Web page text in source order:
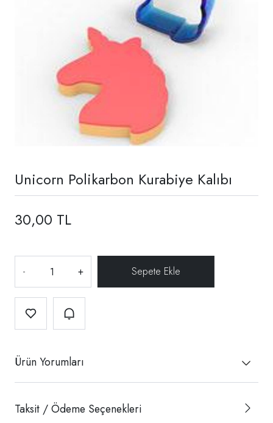
Unicorn Polikarbon Kurabiye Kalıbı
30,00 TL
- +
Ürün Yorumları
Taksit / Ödeme Seçenekleri